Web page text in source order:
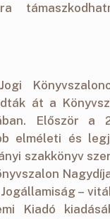
át a
Először a
elméleti és
szakkönyv
–
Kiadó